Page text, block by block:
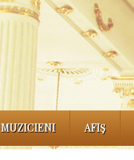
MUZICIENI AFIŞ